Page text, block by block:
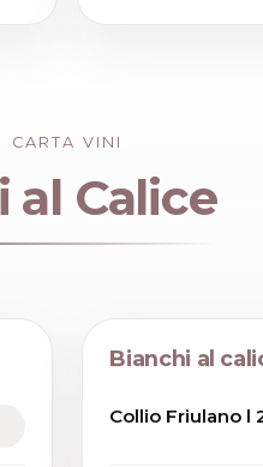
CARTA VINI
al Calice
Bianchi al
Collio Friulano l